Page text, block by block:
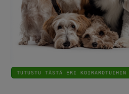
TUTUSTU TÄSTÄ ERI KOIRAROTUIHIN